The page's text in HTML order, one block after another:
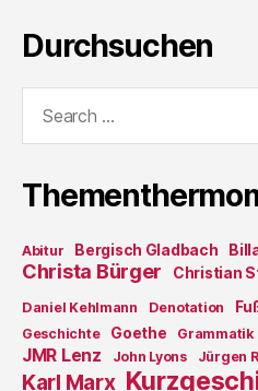
Durchsuchen
Abitur Bergisch Gladbach
Christa Bürger Christian
Daniel Kehlmann Denotation
Geschichte Goethe Grammatik
JMR Lenz John Lyons Jürgen
Karl Marx